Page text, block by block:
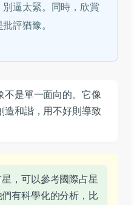
逼太緊。同時，欣賞
評猶豫。
不是單一面向的。它像
造和諧，用不好則導致
，可以參考國際占星
有科學化的分析，比